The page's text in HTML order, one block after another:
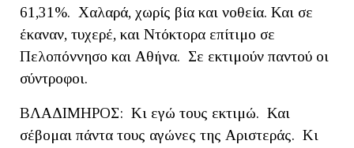
61,31%. Χαλαρά, χωρίς βία και νοθεία. Και σε
έκαναν, τυχερέ, και Ντόκτορα επίτιμο σε
Πελοπόννησο και Αθήνα. Σε εκτιμούν παντού οι
σύντροφοι.
ΒΛΑΔΙΜΗΡΟΣ: Κι εγώ τους εκτιμώ. Και
σέβομαι πάντα τους αγώνες της Αριστεράς. Κι